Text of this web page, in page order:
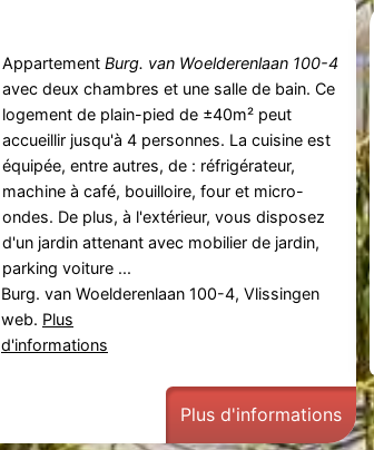
Appartement Burg. van Woelderenlaan 100-4
avec deux chambres et une salle de bain. Ce
logement de plain-pied de ±40m² peut
accueillir jusqu'à 4 personnes. La cuisine est
équipée, entre autres, de : réfrigérateur,
machine à café, bouilloire, four et micro-
ondes. De plus, à l'extérieur, vous disposez
d'un jardin attenant avec mobilier de jardin,
parking voiture ...
Burg. van Woelderenlaan 100-4, Vlissingen
web. Plus
d'informations
Plus d'informations